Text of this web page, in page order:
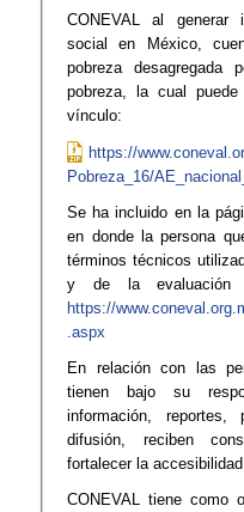
CONEVAL al generar
social en México,
pobreza
pobreza, la cual
vínculo:
https://
Pobreza_16/
Se ha incluido en la
en donde la persona
términos técnicos
y de la evaluación
https://
.aspx
En relación con las
tienen bajo su
información,
difusión, reciben
fortalecer la
CONEVAL tiene como